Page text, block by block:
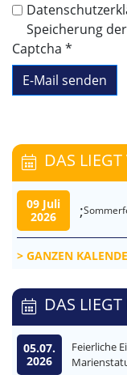
Speicherung
Captcha *
E-Mail senden
DAS
09 Juli
2026
;
GANZEN
DAS
05.07.
2026
Feierliche